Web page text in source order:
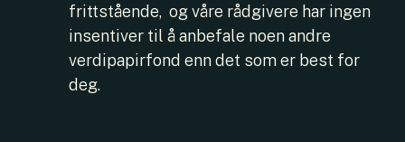
frittstående, og våre rådgivere har ingen
insentiver til å anbefale noen andre
verdipapirfond enn det som er best for
deg.